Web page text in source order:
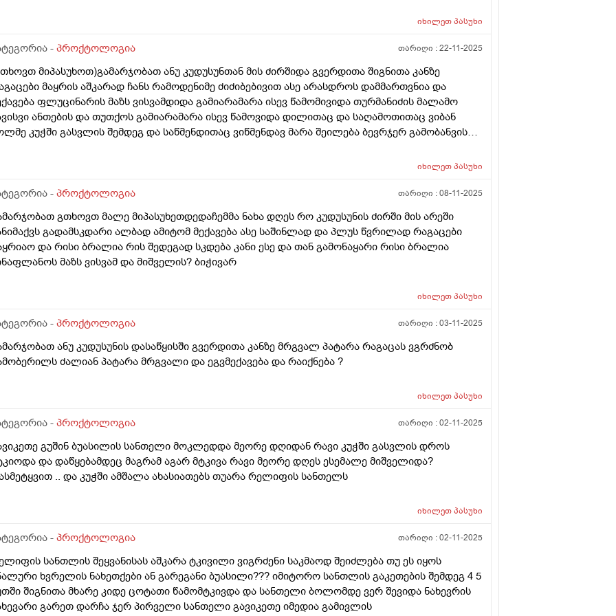
იხილეთპასუხი
- პროქტოლოგია თარიღი :22-11-2025
მიპასუხოთ)გამარჯობათ ანუ კუდუსუნთან მის ძირშიდა გვერდითა შიგნითა კანზე
მაყრის აშკარად ჩანს რამოდენიმე ძიძიბებივით ასე არასდროს დამმართვნია და
ფლუცინარის მაზს ვისვამდიდა გამიარამარა ისევ წამომივიდა თურმანიძის მალამო
ანთების და თუთქოს გამიარამარა ისევ წამოვიდა დილითაც და საღამოთითაც ვიბან
კუჭში გასვლის შემდეგ და საწმენდითაც ვიწმენდავ მარა შეილება ბევრჯერ გამობანვის
ბოლოში დასაწყისში არა ანუ კუდუსუნთან არა ბოლოში სადაც ბოდიშით და
წავისვი ჩამიწყნარდა მარა მომენტშირომ ვიწმენდავ მედება რაგაც გამობურცული
ვგრძნობ ხოლმე რომ რაგაც მედება იმადგილში სადაც აგიხწერეთ და არვიცი
თუარა მაგრამ ისე მახსოვს რომ ბავშობიდან ასე მაქვს და ადრეც ბევრჯერ
მსგავსი შემთხვევა
იხილეთპასუხი
- პროქტოლოგია თარიღი :08-11-2025
გთხოვთ მალე მიპასუხეთდედაჩემმა ნახა დღეს რო კუდუსუნის ძირში მის არეში
გადამსკდარი ალბად ამიტომ მექავება ასე საშინლად და პლუს წვრილად რაგაცები
და რისი ბრალია რის შედეგად სკდება კანი ესე და თან გამონაყარი რისი ბრალია
მაზს ვისვამ და მიშველის? ბიჭივარ
იხილეთპასუხი
- პროქტოლოგია თარიღი :03-11-2025
ანუ კუდუსუნის დასაწყისში გვერდითა კანზე მრგვალ პატარა რაგაცას ვგრძნობ
ძალიან პატარა მრგვალი და ეგვმექავება და რაიქნება ?
იხილეთპასუხი
- პროქტოლოგია თარიღი :02-11-2025
გუშინ ბუასილის სანთელი მოკლედდა მეორე დღიდან რავი კუჭში გასვლის დროს
და დაწყებამდეც მაგრამ აგარ მტკივა რავი მეორე დღეს ესემალე მიშველიდა?
.. და კუჭში ამშალა ახასიათებს თუარა რელიფის სანთელს
იხილეთპასუხი
- პროქტოლოგია თარიღი :02-11-2025
სანთლის შეყვანისას აშკარა ტკივილი ვიგრძენი საკმაოდ შეიძლება თუ ეს იყოს
ხვრელის ნახეთქები ან გარეგანი ბუასილი??? იმიტორო სანთლის გაკეთების შემდეგ 4 5
შიგნითა მხარე კიდე ცოტათი წამომტკივდა და სანთელი ბოლომდე ვერ შევიდა ნახევრის
გარეთ დარჩა ჯერ პირველი სანთელი გავიკეთე იმედია გამივლის